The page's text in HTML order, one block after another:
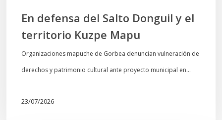
En defensa del Salto Donguil y el
territorio Kuzpe Mapu
Organizaciones mapuche de Gorbea denuncian vulneración de
derechos y patrimonio cultural ante proyecto municipal en…
23/07/2026